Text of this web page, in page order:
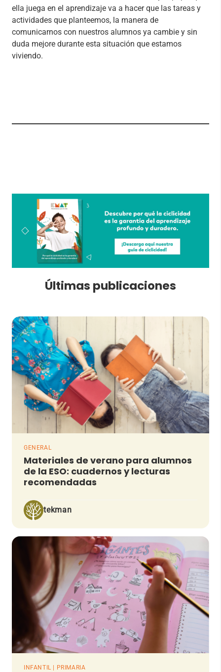
ella juega en el aprendizaje va a hacer que las tareas y
actividades que planteemos, la manera de
comunicarnos con nuestros alumnos ya cambie y sin
duda mejore durante esta situación que estamos
viviendo.
Últimas publicaciones
GENERAL
Materiales de verano para alumnos
de la ESO: cuadernos y lecturas
recomendadas
tekman
INFANTIL | PRIMARIA